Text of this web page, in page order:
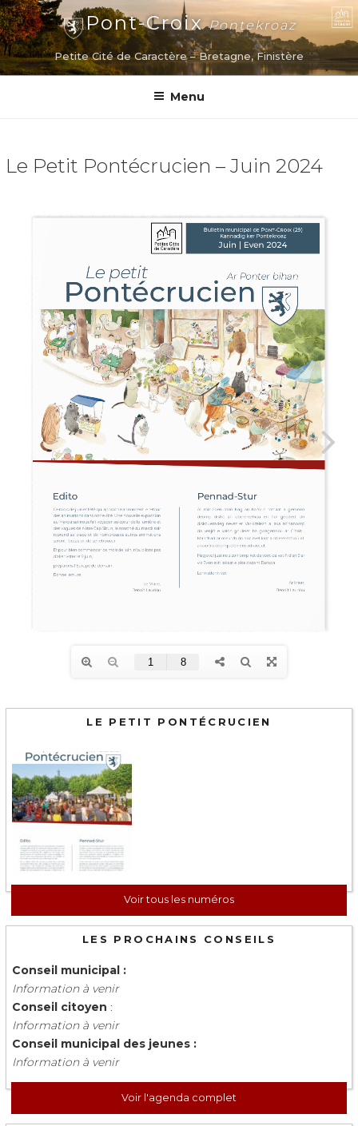
Aller
au
contenu
principal
Pont-CroixPontekroaz
Petite Cité de Caractère – Bretagne, Finistère
Menu
Le Petit Pontécrucien – Juin 2024
LE PETIT PONTÉCRUCIEN
Voir tous les numéros
LES PROCHAINS CONSEILS
Conseil municipal :
Information à venir
Conseil citoyen :
Information à venir
Conseil municipal des jeunes :
Information à venir
Voir l'agenda complet